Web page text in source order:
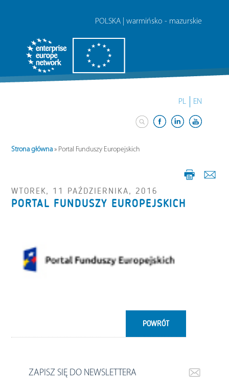
POLSKA | warmińsko - mazurskie
PL EN
Strona główna » Portal Funduszy Europejskich
WTOREK, 11 PAŹDZIERNIKA, 2016
PORTAL FUNDUSZY EUROPEJSKICH
POWRÓT
ZAPISZ SIĘ DO NEWSLETTERA